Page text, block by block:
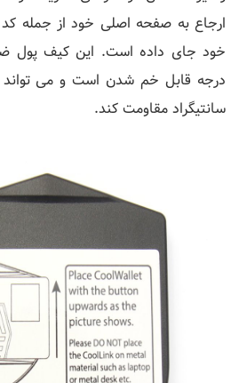
سانتیگراد مقاومت کند.